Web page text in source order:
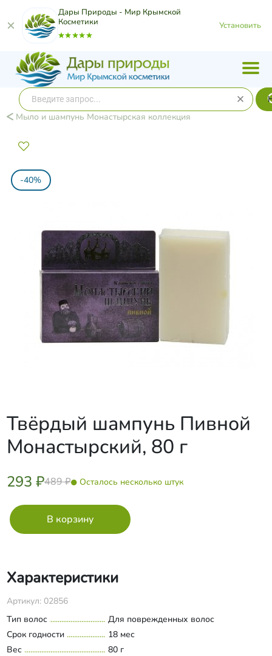
Дары Природы - Мир Крымской
Косметики
Установить
Мыло и шампунь Монастырская коллекция
-40%
Твёрдый шампунь Пивной
Монастырский, 80 г
293 ₽489 ₽ Осталось несколько штук
Характеристики
Артикул: 02856
Тип волос
Для поврежденных волос
Срок годности
18 мес
Вес
80 г